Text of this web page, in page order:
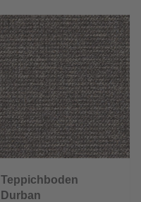
Teppichboden
Durban